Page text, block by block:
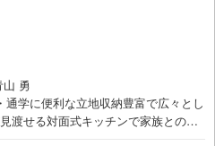
山 勇
通学に便利な立地収納豊富で広々とし
渡せる対面式キッチンで家族との対